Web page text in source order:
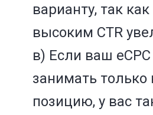
варианту, так
высоким CTR
в) Если ваш
занимать только
позицию, у вас